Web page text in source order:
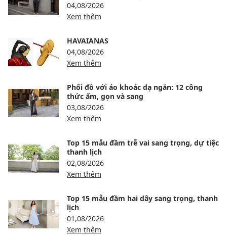
04,08/2026
Xem thêm
HAVAIANAS
04,08/2026
Xem thêm
Phối đồ với áo khoác dạ ngắn: 12 công
thức ấm, gọn và sang
03,08/2026
Xem thêm
Top 15 mẫu đầm trễ vai sang trọng, dự tiệc
thanh lịch
02,08/2026
Xem thêm
Top 15 mẫu đầm hai dây sang trọng, thanh
lịch
01,08/2026
Xem thêm